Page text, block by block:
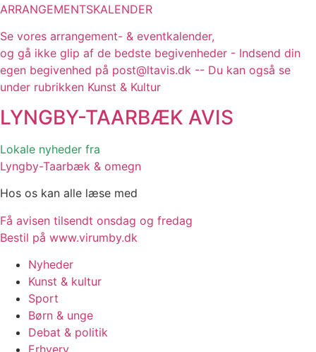
ARRANGEMENTSKALENDER
Se vores arrangement- & eventkalender,
og gå ikke glip af de bedste begivenheder - Indsend din
egen begivenhed på post@ltavis.dk -- Du kan også se
under rubrikken Kunst & Kultur
LYNGBY-TAARBÆK AVIS
Lokale nyheder fra
Lyngby-Taarbæk & omegn
Hos os kan alle læse med
Få avisen tilsendt onsdag og fredag
Bestil på www.virumby.dk
Nyheder
Kunst & kultur
Sport
Børn & unge
Debat & politik
Erhverv